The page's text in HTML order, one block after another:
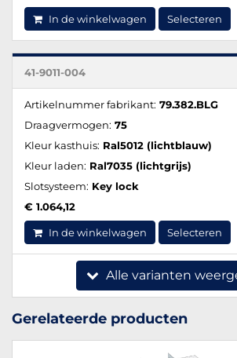
In de winkelwagen Selecteren
41-9011-004
Artikelnummer fabrikant: 79.382.BLG
Draagvermogen: 75
Kleur kasthuis: Ral5012 (lichtblauw)
Kleur laden: Ral7035 (lichtgrijs)
Slotsysteem: Key lock
€ 1.064,12
In de winkelwagen Selecteren
Alle varianten
Gerelateerde producten